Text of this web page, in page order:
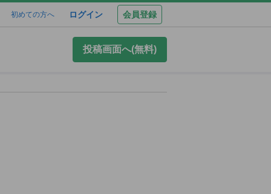
初めての方へ ログイン 会員登録
投稿画面へ(無料)